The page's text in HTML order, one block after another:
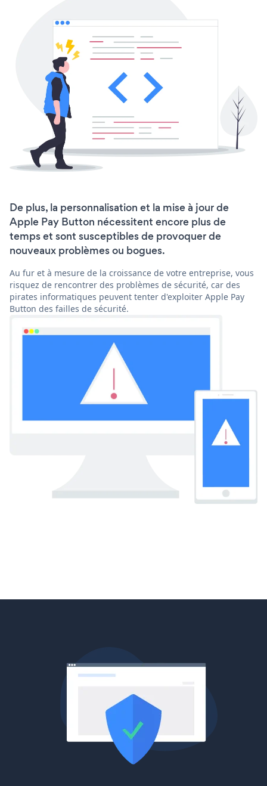
De plus, la personnalisation et la mise à jour de
Apple Pay Button nécessitent encore plus de
temps et sont susceptibles de provoquer de
nouveaux problèmes ou bogues.
Au fur et à mesure de la croissance de votre entreprise, vous
risquez de rencontrer des problèmes de sécurité, car des
pirates informatiques peuvent tenter d'exploiter Apple Pay
Button des failles de sécurité.